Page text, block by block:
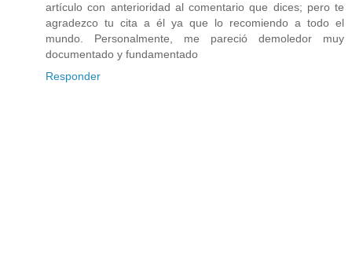
artículo con anterioridad al comentario que dices; pero te
agradezco tu cita a él ya que lo recomiendo a todo el
mundo. Personalmente, me pareció demoledor muy
documentado y fundamentado
Responder